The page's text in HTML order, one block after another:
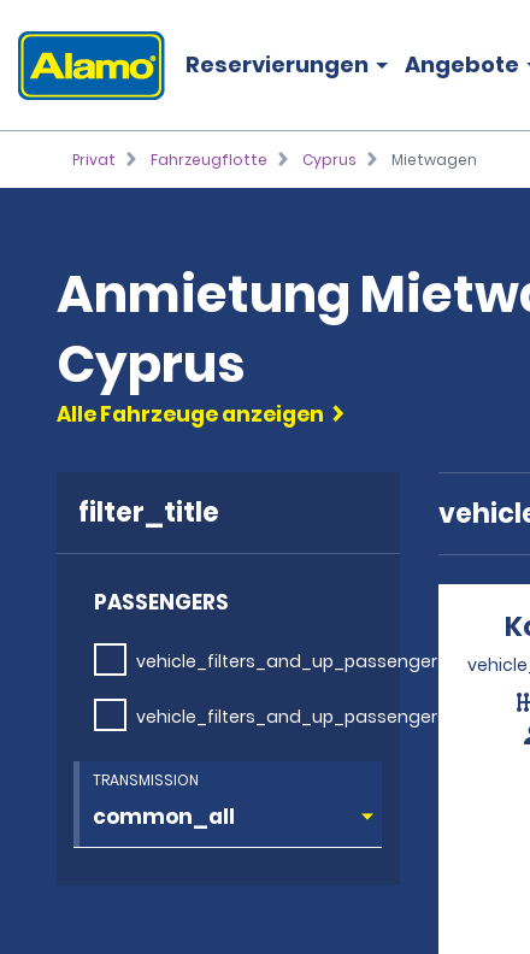
Reservierungen Angebote
Privat Fahrzeugflotte Cyprus Mietwagen
Anmietung
Cyprus
Alle Fahrzeuge anzeigen
filter_title
PASSENGERS
vehicle_filters_and_up_passengers
vehicle_filters_and_up_passengers
TRANSMISSION